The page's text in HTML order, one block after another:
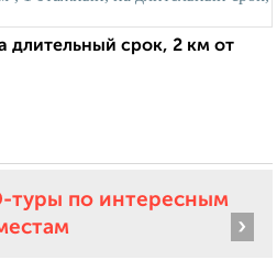
срок, 2 км от
туры по интересным
›